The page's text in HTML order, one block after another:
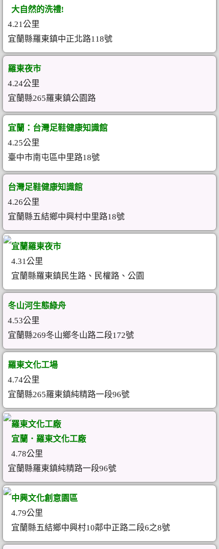
大自然的洗禮!
4.21公里
宜蘭縣羅東鎮中正北路118號
羅東夜市
4.24公里
宜蘭縣265羅東鎮公園路
宜蘭：台灣足鞋健康知識館
4.25公里
臺中市南屯區中里路18號
台灣足鞋健康知識館
4.26公里
宜蘭縣五結鄉中興村中里路18號
宜蘭羅東夜市
4.31公里
宜蘭縣羅東鎮民生路、民權路、公園
冬山河生態綠舟
4.53公里
宜蘭縣269冬山鄉冬山路二段172號
羅東文化工場
4.74公里
宜蘭縣265羅東鎮純精路一段96號
羅東文化工廠
宜蘭．羅東文化工廠
4.78公里
宜蘭縣羅東鎮純精路一段96號
中興文化創意園區
4.79公里
宜蘭縣五結鄉中興村10鄰中正路二段6之8號